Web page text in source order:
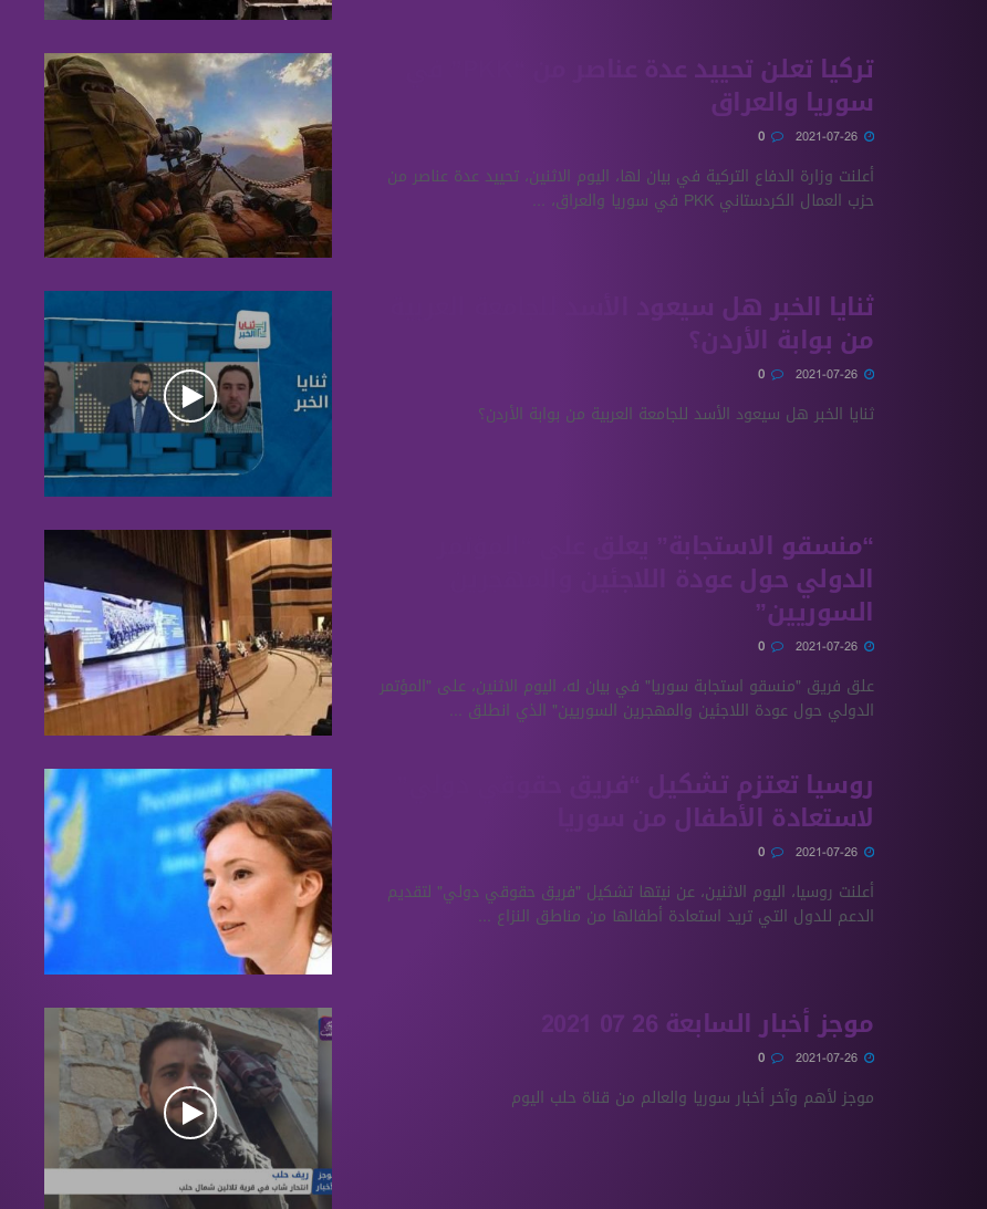
سوريا والعراق
أعلنت وزارة الدفاع التركية في بيان لها، اليوم الاثنين، تحييد عدة عناصر من
حزب العمال الكردستاني PKK في سوريا والعراق، ...
ثنايا الخبر هل سيعود الأسد للجامعة العربية
من بوابة الأردن؟
ثنايا الخبر هل سيعود الأسد للجامعة العربية من بوابة الأردن؟
“منسقو الاستجابة” يعلق على “المؤتمر
الدولي حول عودة اللاجئين والمهجرين
السوريين”
علق فريق "منسقو استجابة سوريا" في بيان له، اليوم الاثنين، على "المؤتمر
الدولي حول عودة اللاجئين والمهجرين السوريين" الذي انطلق ...
روسيا تعتزم تشكيل “فريق حقوقي دولي”
لاستعادة الأطفال من سوريا
أعلنت روسيا، اليوم الاثنين، عن نيتها تشكيل "فريق حقوقي دولي" لتقديم
الدعم للدول التي تريد استعادة أطفالها من مناطق النزاع ...
موجز أخبار السابعة 26 07 2021
موجز لأهم وآخر أخبار سوريا والعالم من قناة حلب اليوم